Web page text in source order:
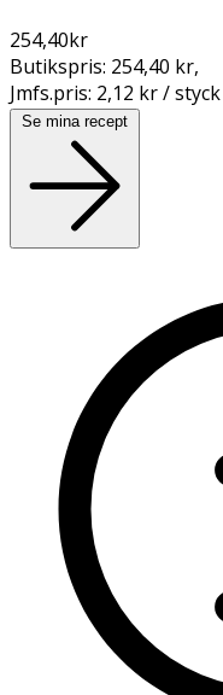
254,40kr
Butikspris: 254,40 kr,
Jmfs.pris: 2,12 kr / styck
Se mina recept